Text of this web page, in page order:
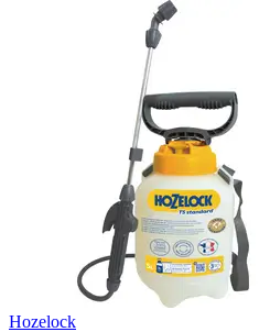
Hozelock